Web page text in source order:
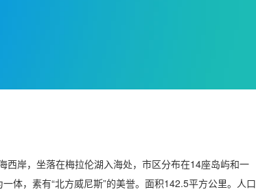
岸，坐落在梅拉伦湖入海处，市区分布在14座岛屿和一
体，素有“北方威尼斯”的美誉。面积142.5平方公里。人口